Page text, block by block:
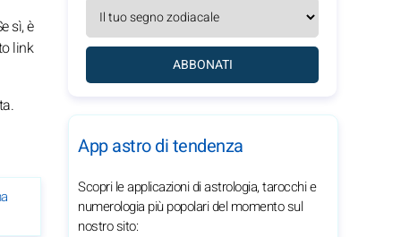
sì, è
link
ABBONATI
App astro di tendenza
Scopri le applicazioni di astrologia, tarocchi e
numerologia più popolari del momento sul
nostro sito: